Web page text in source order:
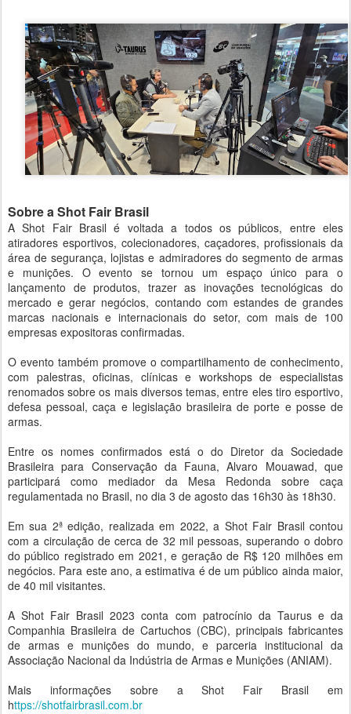
Sobre a Shot Fair Brasil
A Shot Fair Brasil é voltada a todos os públicos, entre eles
atiradores esportivos, colecionadores, caçadores, profissionais da
área de segurança, lojistas e admiradores do segmento de armas
e munições. O evento se tornou um espaço único para o
lançamento de produtos, trazer as inovações tecnológicas do
mercado e gerar negócios, contando com estandes de grandes
marcas nacionais e internacionais do setor, com mais de 100
empresas expositoras confirmadas.
O evento também promove o compartilhamento de conhecimento,
com palestras, oficinas, clínicas e workshops de especialistas
renomados sobre os mais diversos temas, entre eles tiro esportivo,
defesa pessoal, caça e legislação brasileira de porte e posse de
armas.
Entre os nomes confirmados está o do Diretor da Sociedade
Brasileira para Conservação da Fauna, Alvaro Mouawad, que
participará como mediador da Mesa Redonda sobre caça
regulamentada no Brasil, no dia 3 de agosto das 16h30 às 18h30.
Em sua 2ª edição, realizada em 2022, a Shot Fair Brasil contou
com a circulação de cerca de 32 mil pessoas, superando o dobro
do público registrado em 2021, e geração de R$ 120 milhões em
negócios. Para este ano, a estimativa é de um público ainda maior,
de 40 mil visitantes.
A Shot Fair Brasil 2023 conta com patrocínio da Taurus e da
Companhia Brasileira de Cartuchos (CBC), principais fabricantes
de armas e munições do mundo, e parceria institucional da
Associação Nacional da Indústria de Armas e Munições (ANIAM).
Mais informações sobre a Shot Fair Brasil em
https://shotfairbrasil.com.br